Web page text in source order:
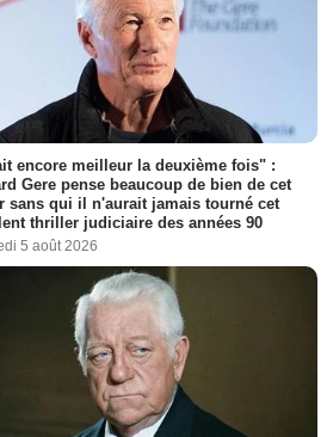
encore meilleur la deuxième fois" :
Gere pense beaucoup de bien de cet
sans qui il n'aurait jamais tourné cet
thriller judiciaire des années 90
5 août 2026